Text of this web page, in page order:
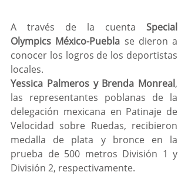
A través de la cuenta Special
Olympics México-Puebla se dieron a
conocer los logros de los deportistas
locales.
Yessica Palmeros y Brenda Monreal,
las representantes poblanas de la
delegación mexicana en Patinaje de
Velocidad sobre Ruedas, recibieron
medalla de plata y bronce en la
prueba de 500 metros División 1 y
División 2, respectivamente.